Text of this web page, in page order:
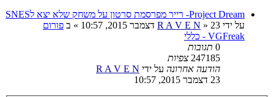
Project Dream- רייר מפרסמת סרטון על משחק שלא יצא לSNES
על ידי
R A V E N » 23 דצמבר 2015, 10:57 » ב פורום
VGFreak - כללי
0 תגובות
247185 צפיות
הודעה אחרונה על ידי R A V E N
23 דצמבר 2015, 10:57